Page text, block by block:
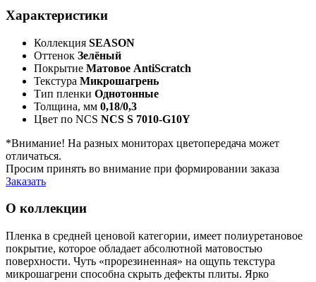
Характеристики
Коллекция SEASON
Оттенок Зелёный
Покрытие Матовое AntiScratch
Текстура Микрошагрень
Тип пленки Однотонные
Толщина, мм 0,18/0,3
Цвет по NCS NCS S 7010-G10Y
*Внимание! На разных мониторах цветопередача может
отличаться.
Просим принять во внимание при формировании заказа
Заказать
О коллекции
Пленка в средней ценовой категории, имеет полиуретановое
покрытие, которое обладает абсолютной матовостью
поверхности. Чуть «прорезиненная» на ощупь текстура
микрошагрени способна скрыть дефекты плиты. Ярко